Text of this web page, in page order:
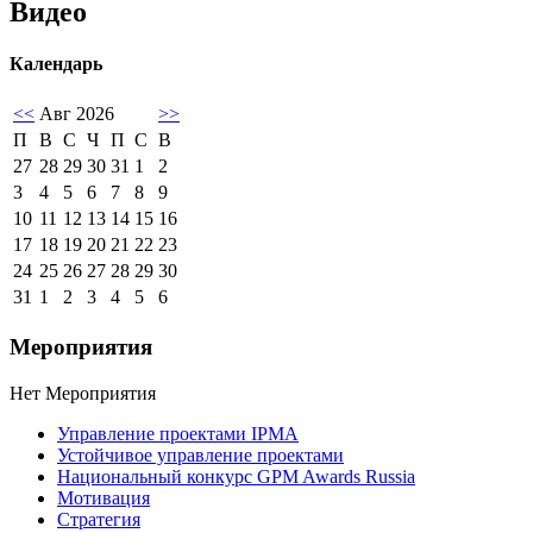
Видео
Календарь
<< Авг 2026
>>
П
В С Ч П С В
27 28 29 30 31 1
2
3
4 5 6 7 8
9
10 11 12 13 14 15 16
17 18 19 20 21 22 23
24 25 26 27 28 29 30
31 1 2 3 4 5 6
Мероприятия
Нет Мероприятия
Управление проектами IPMA
Устойчивое управление проектами
Национальный конкурс GPM Awards Russia
Мотивация
Стратегия